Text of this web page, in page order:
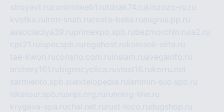
stroyavt.rucontrolweb1.rutdsak74.rukinzozo-ru.ru
kvotka.ru iron-snab.rucosta-bella.rueugrus.pp.ru
associaciya39.ruprimexpo.spb.rubezmorchin.ru ia2.ru
cpt21.ru ispecspb.ru regahost.rukolosok-elita.ru
tae-kwon.ruconsrio.com.ru insiam.ruavegainfo.ru
archery161.rubigencyclica.ruvlast16.rukorru.net
sarmiento.spb.suextelopedia.ru lammin-suo.spb.ru
iskatour.spb.rusnpi.org.ru running-line.ru
krygeva-spa.ruchel.net.ru rust-loco.rudugshop.ru